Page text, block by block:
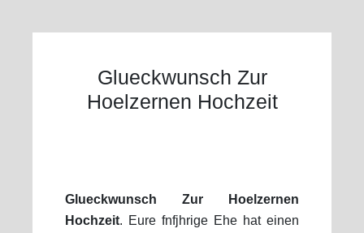
Glueckwunsch Zur
Hoelzernen Hochzeit
Glueckwunsch Zur Hoelzernen
Hochzeit. Eure fnfjhrige Ehe hat einen